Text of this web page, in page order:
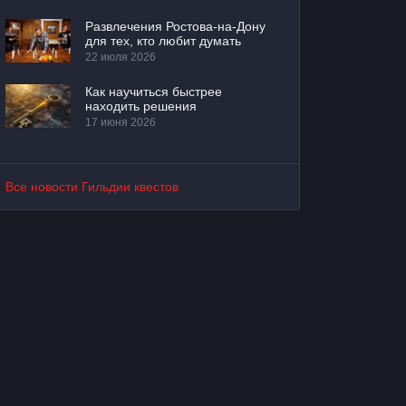
Развлечения Ростова-на-Дону
для тех, кто любит думать
22 июля 2026
Как научиться быстрее
находить решения
17 июня 2026
Все новости Гильдии квестов